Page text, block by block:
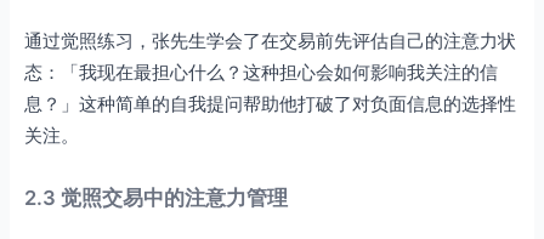
通过觉照练习，张先生学会了在交易前先评估自己的注意力状
态：「我现在最担心什么？这种担心会如何影响我关注的信
息？」这种简单的自我提问帮助他打破了对负面信息的选择性
关注。
2.3 觉照交易中的注意力管理